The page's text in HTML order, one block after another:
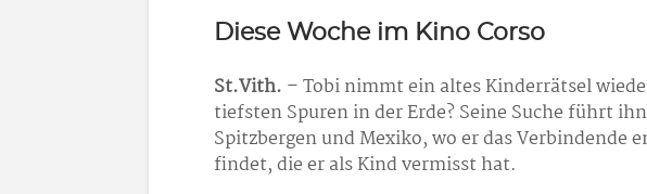
Diese Woche im Kino Corso
St.Vith. – Tobi nimmt ein altes Kinderrätsel
tiefsten Spuren in der Erde? Seine Suche führt
Spitzbergen und Mexiko, wo er das Verbindende
findet, die er als Kind vermisst hat.